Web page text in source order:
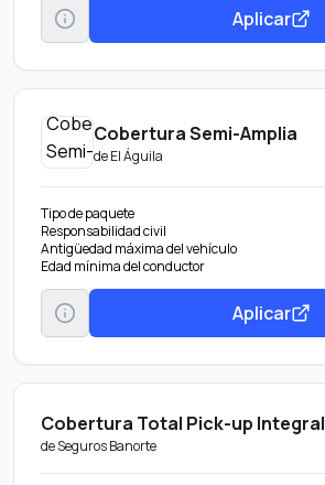
Aplicar
Cobertura Semi-Amplia
deEl Águila
Tipo de paquete
Responsabilidad civil
Antigüedad máxima del vehículo
Edad mínima del conductor
Aplicar
Cobertura Total Pick-up Integral
deSeguros Banorte